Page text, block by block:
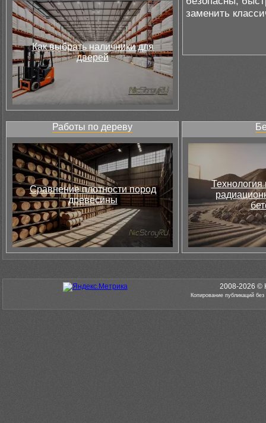
Как выбрать наличники для
дверей
заменить
Работы по дереву
Сравнение плотности пород
древесины
Технология
2008-2026 ©
Копирование публикаций